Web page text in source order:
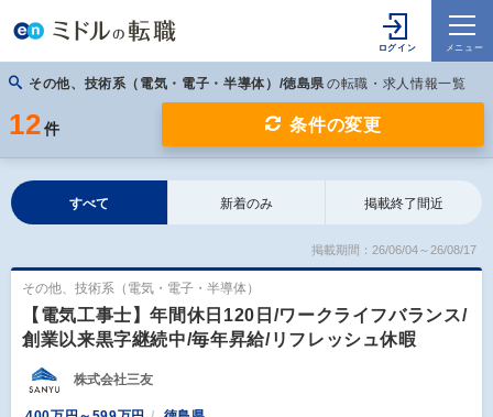
その他、技術系（電気・電子・半導体）/徳島県 の転職・求人情報一覧
12 件 条件の変更
すべて 新着のみ 掲載終了間近
掲載期間：26/06/04～26/08/17
その他、技術系（電気・電子・半導体）
【電気工事士】年間休日120日/ワークライフバランス/
創業以来黒字継続中/毎年昇給/リフレッシュ休暇
株式会社三友